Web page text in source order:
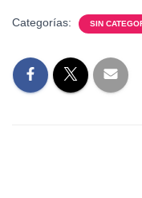
Categorías: SIN